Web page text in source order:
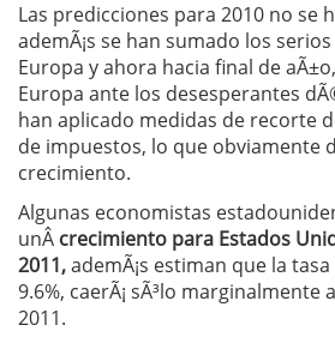
Las predicciones para 2010 no se
ademÃ¡s se han sumado los
Europa y ahora hacia final de
Europa ante los desesperantes
han aplicado medidas de recorte
de impuestos, lo que obviamente
crecimiento.
Algunas economistas
unÂ crecimiento para Estados
2011,ademÃ¡s estiman que la
9.6%, caerÃ¡ sÃ³lo marginalmente
2011.